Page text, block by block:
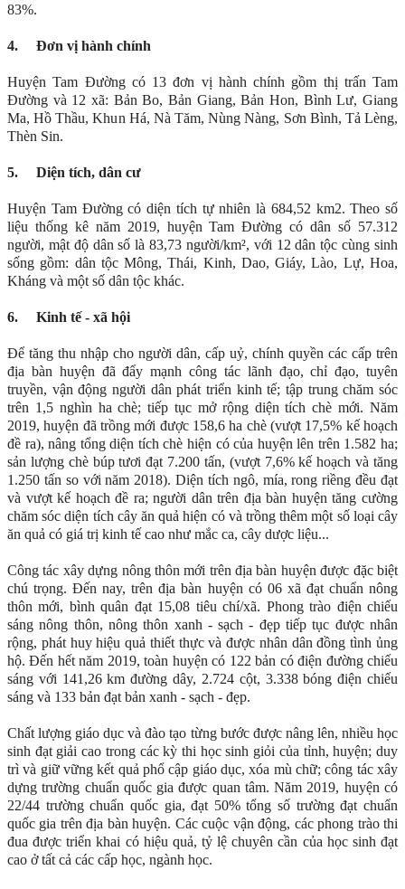
83%.
4. Đơn vị hành chính
Huyện Tam Đường có 13 đơn vị hành chính gồm thị trấn Tam
Đường và 12 xã: Bản Bo, Bản Giang, Bản Hon, Bình Lư, Giang
Ma, Hồ Thầu, Khun Há, Nà Tăm, Nùng Nàng, Sơn Bình, Tả Lèng,
Thèn Sin.
5. Diện tích, dân cư
Huyện Tam Đường có diện tích tự nhiên là 684,52 km2. Theo số
liệu thống kê năm 2019, huyện Tam Đường có dân số 57.312
người, mật độ dân số là 83,73 người/km², với 12 dân tộc cùng sinh
sống gồm: dân tộc Mông, Thái, Kinh, Dao, Giáy, Lào, Lự, Hoa,
Kháng và một số dân tộc khác.
6. Kinh tế - xã hội
Để tăng thu nhập cho người dân, cấp uỷ, chính quyền các cấp trên
địa bàn huyện đã đẩy mạnh công tác lãnh đạo, chỉ đạo, tuyên
truyền, vận động người dân phát triển kinh tế; tập trung chăm sóc
trên 1,5 nghìn ha chè; tiếp tục mở rộng diện tích chè mới. Năm
2019, huyện đã trồng mới được 158,6 ha chè (vượt 17,5% kế hoạch
đề ra), nâng tổng diện tích chè hiện có của huyện lên trên 1.582 ha;
sản lượng chè búp tươi đạt 7.200 tấn, (vượt 7,6% kế hoạch và tăng
1.250 tấn so với năm 2018). Diện tích ngô, mía, rong riềng đều đạt
và vượt kế hoạch đề ra; người dân trên địa bàn huyện tăng cường
chăm sóc diện tích cây ăn quả hiện có và trồng thêm một số loại cây
ăn quả có giá trị kinh tế cao như mắc ca, cây dược liệu...
Công tác xây dựng nông thôn mới trên địa bàn huyện được đặc biệt
chú trọng. Đến nay, trên địa bàn huyện có 06 xã đạt chuẩn nông
thôn mới, bình quân đạt 15,08 tiêu chí/xã. Phong trào điện chiếu
sáng nông thôn, nông thôn xanh - sạch - đẹp tiếp tục được nhân
rộng, phát huy hiệu quả thiết thực và được nhân dân đồng tình ủng
hộ. Đến hết năm 2019, toàn huyện có 122 bản có điện đường chiếu
sáng với 141,26 km đường dây, 2.724 cột, 3.338 bóng điện chiếu
sáng và 133 bản đạt bản xanh - sạch - đẹp.
Chất lượng giáo dục và đào tạo từng bước được nâng lên, nhiều học
sinh đạt giải cao trong các kỳ thi học sinh giỏi của tỉnh, huyện; duy
trì và giữ vững kết quả phổ cập giáo dục, xóa mù chữ; công tác xây
dựng trường chuẩn quốc gia được quan tâm. Năm 2019, huyện có
22/44 trường chuẩn quốc gia, đạt 50% tổng số trường đạt chuẩn
quốc gia trên địa bàn huyện. Các cuộc vận động, các phong trào thi
đua được triển khai có hiệu quả, tỷ lệ chuyên cần của học sinh đạt
cao ở tất cả các cấp học, ngành học.